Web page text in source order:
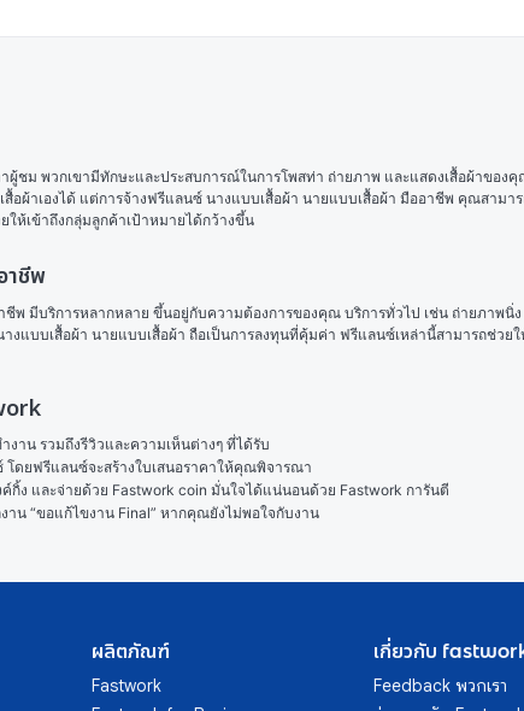
ชม พวกเขามีทักษะและประสบการณ์ในการโพสท่า ถ่ายภาพ และแสดงเสื้อผ้าขอ
อผ้าเองได้ แต่การจ้างฟรีแลนซ์ นางแบบเสื้อผ้า นายแบบเสื้อผ้า มืออาชีพ คุณสา
ให้เข้าถึงกลุ่มลูกค้าเป้าหมายได้กว้างขึ้น
าชีพ
ชีพ มีบริการหลากหลาย ขึ้นอยู่กับความต้องการของคุณ บริการทั่วไป เช่น ถ่ายภาพ
แบบเสื้อผ้า นายแบบเสื้อผ้า ถือเป็นการลงทุนที่คุ้มค่า ฟรีแลนซ์เหล่านี้สามารถช่ว
าน รวมถึงรีวิวและความเห็นต่างๆ ที่ได้รับ
โดยฟรีแลนซ์จะสร้างใบเสนอราคาให้คุณพิจารณา
กิ้ง และจ่ายด้วย Fastwork coin มั่นใจได้แน่นอนด้วย Fastwork การันตี
าน “ขอแก้ไขงาน Final” หากคุณยังไม่พอใจกับงาน
ผลิตภัณฑ์
Fastwork
เกี่ยวกับ
Feedback พวกเรา